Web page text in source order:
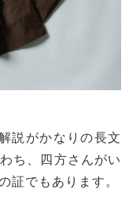
説がかなりの長文
ち、四方さんがい
証でもあります。